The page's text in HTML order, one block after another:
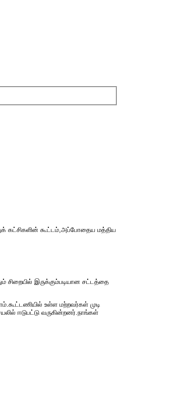
கட்​சிகளின் கூட்​டம்,அப்போதைய மத்திய
சிறை​யில் இருக்​கும்​படி​யான சட்​டத்தை
உள்ள மற்​றவர்​கள் முடி​
ஈடு​பட்டு வரு​கின்​றனர்.நாங்​கள்